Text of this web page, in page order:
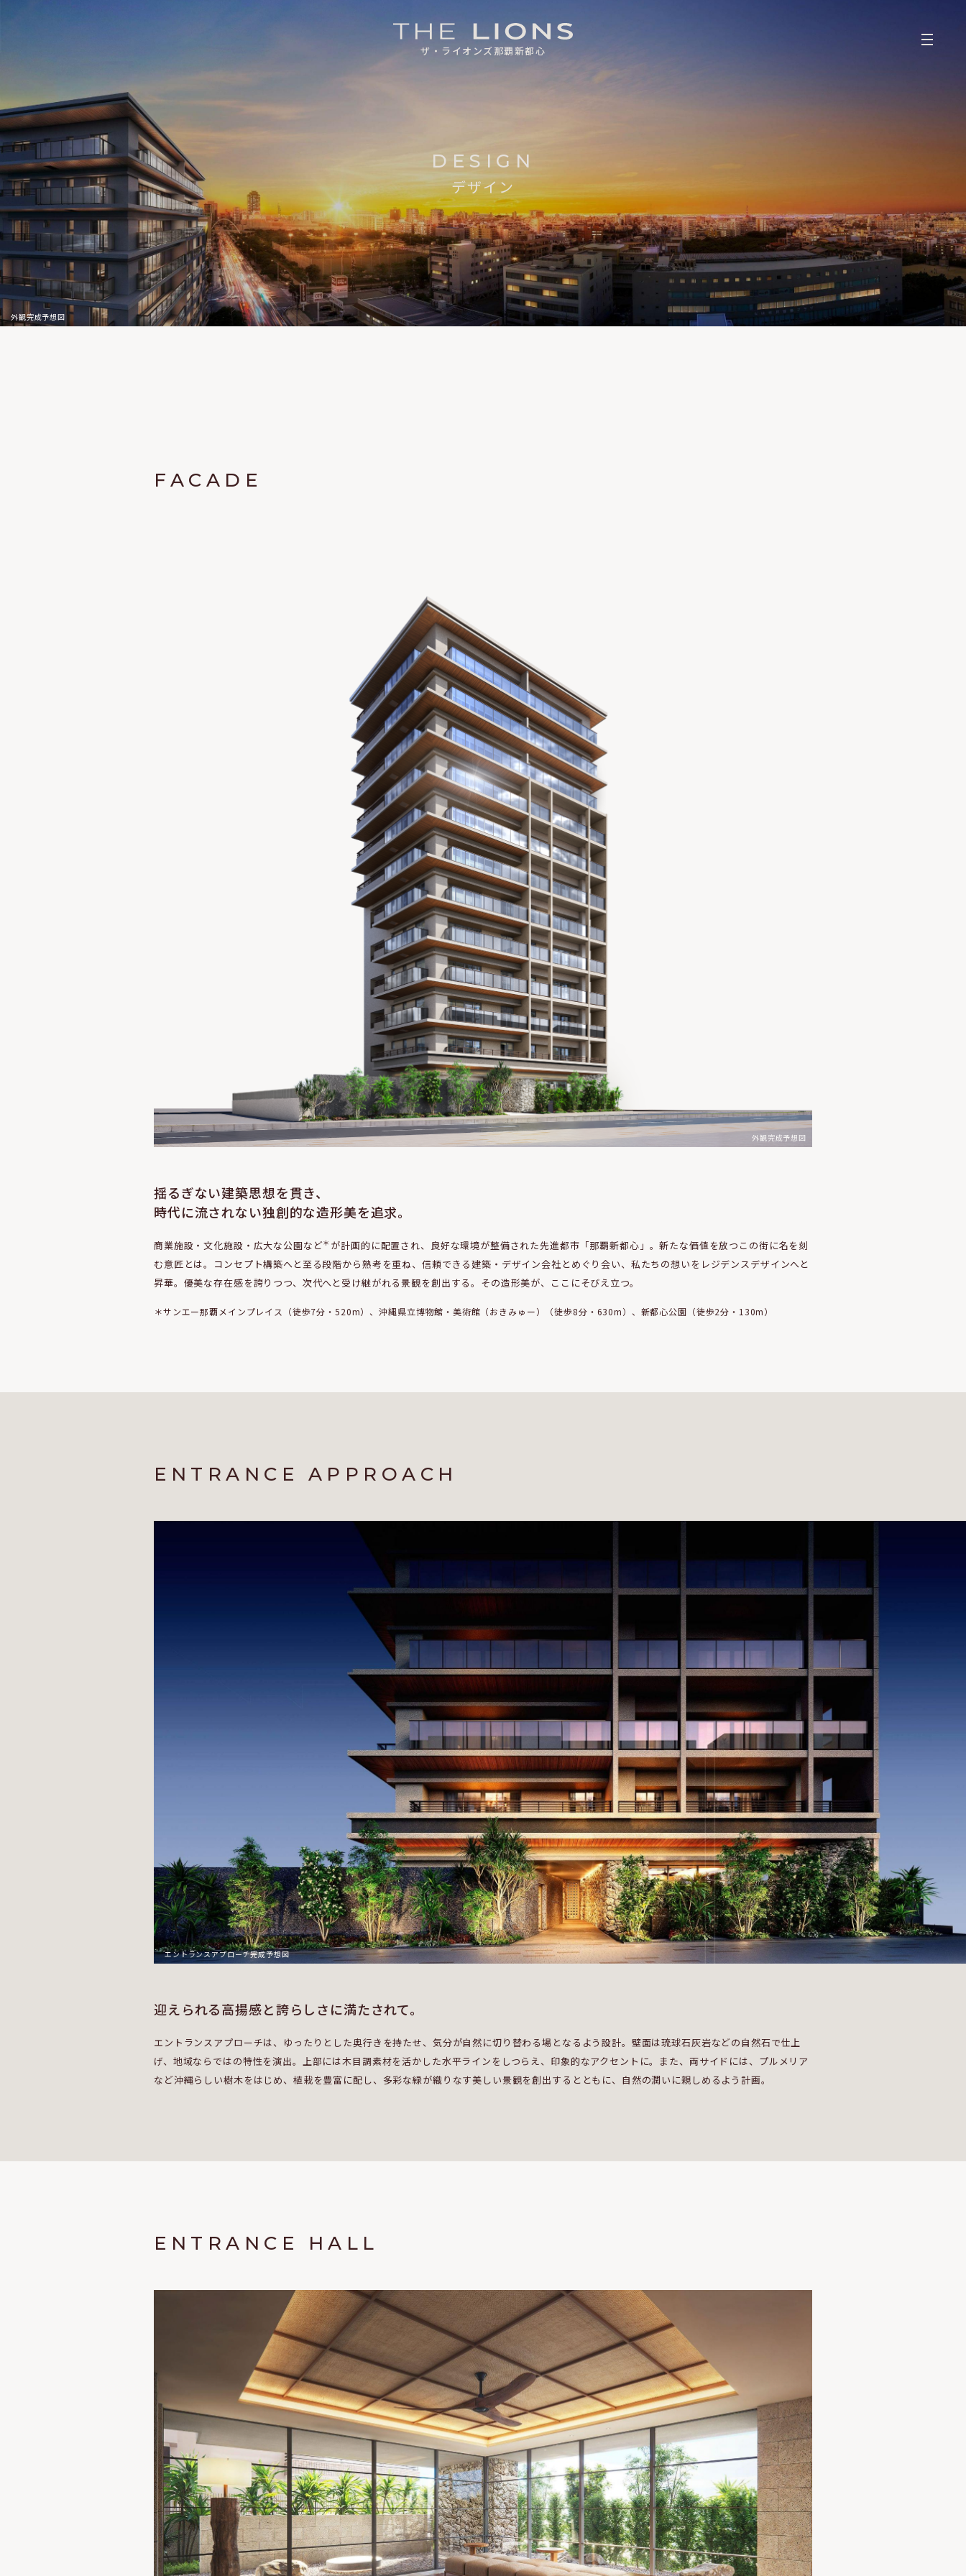
ザ・ライオンズ那覇新都心
外観完成予想図
DESIGN
デザイン
FACADE
外観完成予想図
揺るぎない建築思想を貫き、
時代に流されない独創的な造形美を追求。
商業施設・文化施設・広大な公園など＊ が計画的に配置され、良好な環境が整備された先進都市「那覇新都心」。新たな価値を放つこの街に名を刻
む意匠とは。コンセプト構築へと至る段階から熟考を重ね、信頼できる建築・デザイン会社とめぐり会い、私たちの想いをレジデンスデザインへと
昇華。優美な存在感を誇りつつ、次代へと受け継がれる景観を創出する。その造形美が、ここにそびえ立つ。
＊サンエー那覇メインプレイス（徒歩7分・520m）、沖縄県立博物館・美術館（おきみゅー）（徒歩8分・630m）、新都心公園（徒歩2分・130m）
ENTRANCE APPROACH
エントランスアプローチ完成予想図
迎えられる高揚感と誇らしさに満たされて。
エントランスアプローチは、ゆったりとした奥行きを持たせ、気分が自然に切り替わる場となるよう設計。壁面は琉球石灰岩などの自然石で仕上
げ、地域ならではの特性を演出。上部には木目調素材を活かした水平ラインをしつらえ、印象的なアクセントに。また、両サイドには、プルメリア
など沖縄らしい樹木をはじめ、植栽を豊富に配し、多彩な緑が織りなす美しい景観を創出するとともに、自然の潤いに親しめるよう計画。
ENTRANCE HALL